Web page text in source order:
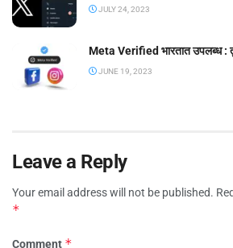
JULY 24, 2023
Meta Verified भारतात उपलब्ध :
JUNE 19, 2023
Leave a Reply
Your email address will not be published.
*
Comment *